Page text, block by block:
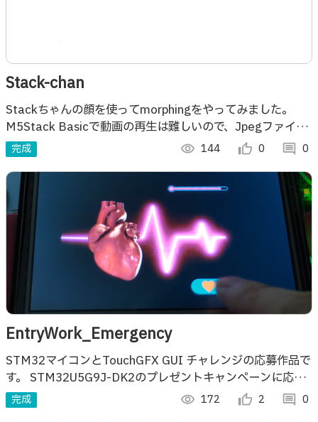
Stack-chan
Stackちゃんの顔を使ってmorphingをやってみました。
M5Stack Basicで動画の再生は難しいので、Jpegファイル
の連続表示で動画風にしました。音声で開始します。
完成 visibility 144 thumb_up_alt 0 comment 0
EntryWork_Emergency
STM32マイコンとTouchGFX GUI チャレンジの応募作品で
す。 STM32U5G9J-DK2のプレゼントキャンペーンに応募
したら当たってしまいました。 心臓マッサージ止めると
Dead!!
完成 visibility 172 thumb_up_alt 2 comment 0